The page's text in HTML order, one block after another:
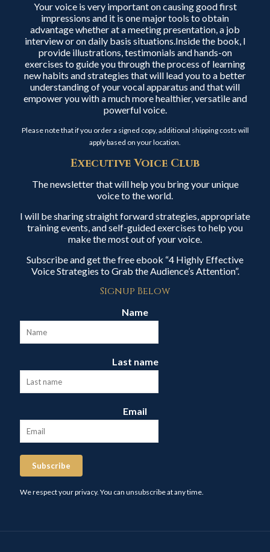
Your voice is very important on causing good first
impressions and it is one major tools to obtain
advantage whether at a meeting presentation, a job
interview or on daily basis situations.Inside the book, I
provide illustrations, testimonials and hands-on
exercises to guide you through the process of learning
new habits and strategies that will lead you to a better
understanding of your vocal apparatus and that will
empower you with a much more healthier, versatile and
powerful voice.
Please note that if you order a signed copy, additional shipping costs will
apply based on your location.
Executive Voice Club
The newsletter that will help you bring your unique
voice to the world.
I will be sharing straight forward strategies, appropriate
training events, and self-guided exercises to help you
make the most out of your voice.
Subscribe and get the free ebook “4 Highly Effective
Voice Strategies to Grab the Audience’s Attention”.
Signup Below
Name
Last name
Email
Subscribe
We respect your privacy. You can unsubscribe at any time.